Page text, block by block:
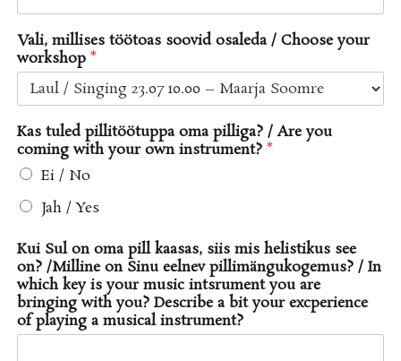
Vali, millises töötoas soovid osaleda / Choose your
workshop*
Kas tuled pillitöötuppa oma pilliga? / Are you
coming with your own instrument?*
Ei / No
Jah / Yes
Kui Sul on oma pill kaasas, siis mis helistikus see
on? /Milline on Sinu eelnev pillimängukogemus? / In
which key is your music intsrument you are
bringing with you? Describe a bit your excperience
of playing a musical instrument?